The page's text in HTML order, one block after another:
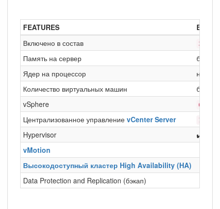
FEATURES
Включено в состав
3
Память на сервер
без
Ядер на процессор
не
Количество виртуальных машин
без
vSphere
6
Централизованное управление vCenter Server 1
Hypervisor
✔️
vMotion
Высокодоступный кластер High Availability (HA)
Data Protection and Replication (бэкап)